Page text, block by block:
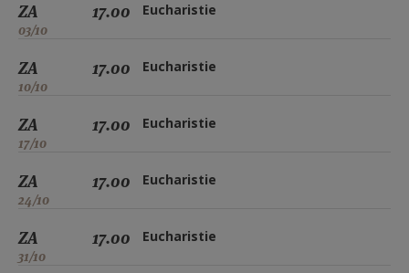
ZA
03/10
17.00 Eucharistie
ZA
10/10
17.00 Eucharistie
ZA
17/10
17.00 Eucharistie
ZA
24/10
17.00 Eucharistie
ZA
31/10
17.00 Eucharistie